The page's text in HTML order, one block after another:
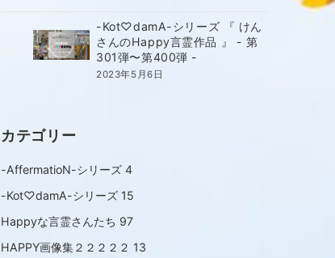
-Kot♡damA-シリーズ 『 けん
さんのHappy言霊作品 』 - 第
301弾〜第400弾 -
2023年5月6日
カテゴリー
-AffermatioN-シリーズ 4
-Kot♡damA-シリーズ 15
Happyな言霊さんたち 97
HAPPY画像集２２２２２ 13